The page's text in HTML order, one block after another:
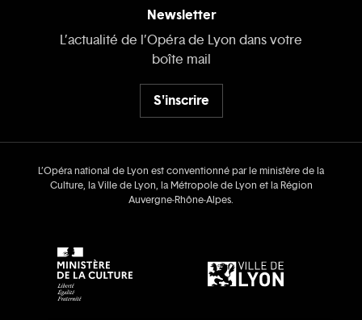
Newsletter
L’actualité de l’Opéra de Lyon dans votre
boîte mail
S'inscrire
L’Opéra national de Lyon est conventionné par le ministère de la
Culture, la Ville de Lyon, la Métropole de Lyon et la Région
Auvergne‑Rhône‑Alpes.